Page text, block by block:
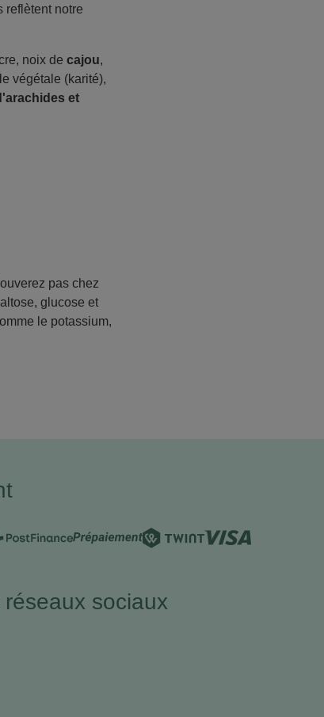
reflètent notre
noix de cajou,
végétale (karité),
et
pas chez
glucose et
le potassium,
sociaux